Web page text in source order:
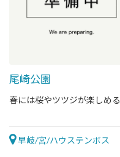
尾崎公園
春には桜やツツジが楽しめる
早岐/宮/ハウステンボス